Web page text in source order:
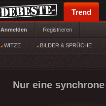
Trend
Anmelden Registrieren
WITZE BILDER & SPRÜCHE
Nur eine